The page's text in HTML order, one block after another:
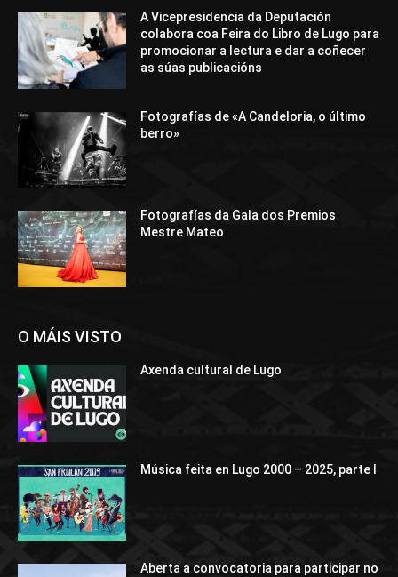
A Vicepresidencia da Deputación
colabora coa Feira do Libro de Lugo para
promocionar a lectura e dar a coñecer
as súas publicacións
Fotografías de «A Candeloria, o último
berro»
Fotografías da Gala dos Premios
Mestre Mateo
O MÁIS VISTO
Axenda cultural de Lugo
Música feita en Lugo 2000 – 2025, parte I
Aberta a convocatoria para participar no